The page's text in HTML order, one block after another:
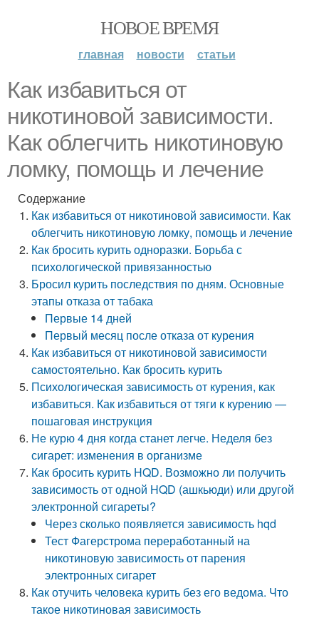
НОВОЕ ВРЕМЯ
главная новости статьи
Как избавиться от
никотиновой зависимости.
Как облегчить никотиновую
ломку, помощь и лечение
Содержание
Как избавиться от никотиновой зависимости. Как
облегчить никотиновую ломку, помощь и лечение
Как бросить курить одноразки. Борьба с
психологической привязанностью
Бросил курить последствия по дням. Основные
этапы отказа от табака
Первые 14 дней
Первый месяц после отказа от курения
Как избавиться от никотиновой зависимости
самостоятельно. Как бросить курить
Психологическая зависимость от курения, как
избавиться. Как избавиться от тяги к курению —
пошаговая инструкция
Не курю 4 дня когда станет легче. Неделя без
сигарет: изменения в организме
Как бросить курить HQD. Возможно ли получить
зависимость от одной HQD (ашкьюди) или другой
электронной сигареты?
Через сколько появляется зависимость hqd
Тест Фагерстрома переработанный на
никотиновую зависимость от парения
электронных сигарет
Как отучить человека курить без его ведома. Что
такое никотиновая зависимость